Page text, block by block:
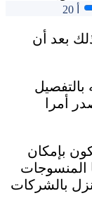
20
بعد أن
بالتفصيل
أمرا
لن يكون بإمكان
المنسوجات
بالشركات